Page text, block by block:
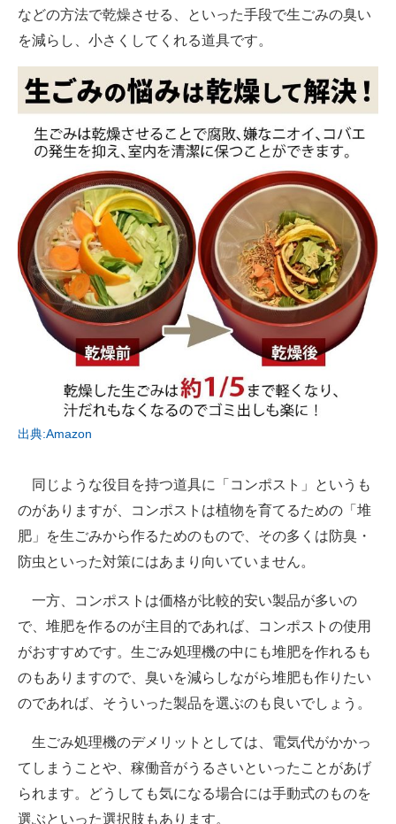
などの方法で乾燥させる、といった手段で生ごみの臭い
を減らし、小さくしてくれる道具です。
出典:Amazon
同じような役目を持つ道具に「コンポスト」というも
のがありますが、コンポストは植物を育てるための「堆
肥」を生ごみから作るためのもので、その多くは防臭・
防虫といった対策にはあまり向いていません。
一方、コンポストは価格が比較的安い製品が多いの
で、堆肥を作るのが主目的であれば、コンポストの使用
がおすすめです。生ごみ処理機の中にも堆肥を作れるも
のもありますので、臭いを減らしながら堆肥も作りたい
のであれば、そういった製品を選ぶのも良いでしょう。
生ごみ処理機のデメリットとしては、電気代がかかっ
てしまうことや、稼働音がうるさいといったことがあげ
られます。どうしても気になる場合には手動式のものを
選ぶといった選択肢もあります。